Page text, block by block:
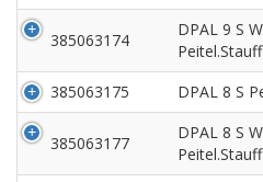
385063174
DPAL 9 S
Peitel.Stauff
385063175 DPAL 8 S
385063177
DPAL 8 S
Peitel.Stauff